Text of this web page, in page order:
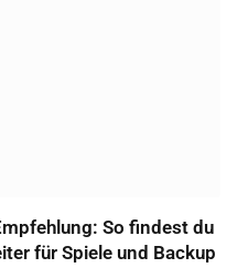
So findest du
für Spiele und Backup